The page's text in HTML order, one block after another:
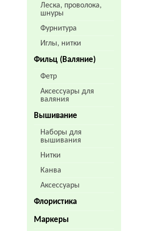
Леска, проволока,
шнуры
Фурнитура
Иглы, нитки
Фильц (Валяние)
Фетр
Аксессуары для
валяния
Вышивание
Наборы для
вышивания
Нитки
Канва
Аксессуары
Флористика
Маркеры